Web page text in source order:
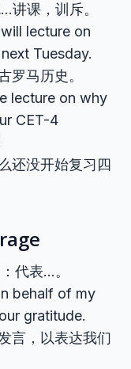
讲课，训斥。
lecture on
Tuesday.
罗马历史。
lecture on why
CET-4
还没开始复习四
代表…。
behalf of my
gratitude.
言，以表达我们